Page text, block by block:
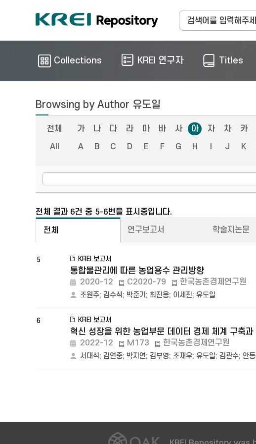
Collections KREI 연구자 Titles
Browsing by Author 유도일
전체 가 나 다 라 마 바 사 아 자 차 카
All
A B C D E F G H J K
전체 결과 6건 중 5-6번을 표시중입니다.
전체 연구보고서 학술지논문
5 KREI 보고서
통합물관리에 따른 농업용수 관리방향
2020-12 C2020-79 한국농촌경제연구원
조원주; 김수석; 박준기 ; 최진용; 이세진; 유도일
6 KREI 보고서
혁신 성장을 위한 농업부문 데이터 경제 체계 구축
2022-12 M173 한국농촌경제연구원
서대석; 김연중; 박지연; 김부영; 조재우; 유도일; 김관수; 안